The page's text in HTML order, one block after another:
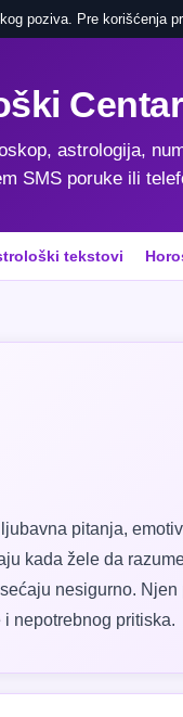
poziva. Pre korišćenja
Centar
astrologija,
SMS poruke ili
tekstovi
pitanja,
kada žele da
nesigurno.
nepotrebnog pritiska.